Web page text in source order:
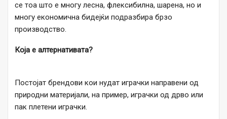
се тоа што е многу лесна, флексибилна, шарена, но и
многу економична бидејќи подразбира брзо
производство.
Која е алтернативата?
Постојат брендови кои нудат играчки направени од
природни материјали, на пример, играчки од дрво или
пак плетени играчки.